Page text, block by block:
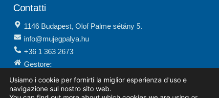
Contatti
1146 Budapest, Olof Palme sétány 5.
info@mujegpalya.hu
+36 1 363 2673
Gestore:
Budapesti Sportszolgáltató Központ Nonprofit Kft.
Usiamo i cookie per fornirti la miglior esperienza d'uso e
navigazione sul nostro sito web.